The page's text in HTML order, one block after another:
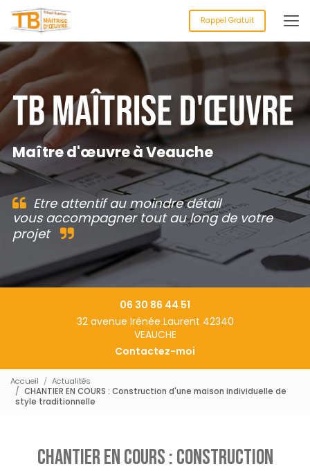
au
contenu
principal
Rappel Gratuit
Maître d'œuvre à Veauche
Etre attentif au moindre détail
vous accompagner tout au long de votre
projet
06 30 86 44 51
32 avenue Irénée Laurent 42340
VEAUCHE
Contactez-moi
Accueil
Actualités
CHANTIER EN COURS : Construction d'une maison individuelle de
style traditionnelle
CHANTIER EN COURS : Construction